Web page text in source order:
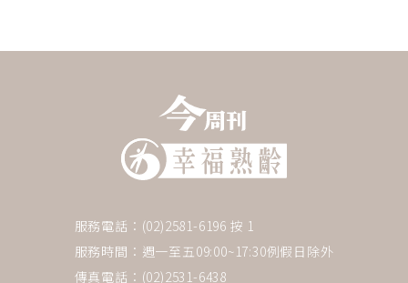
服務電話：(02)2581-6196 按 1
服務時間：週一至五09:00~17:30例假日除外
傳真電話：(02)2531-6438